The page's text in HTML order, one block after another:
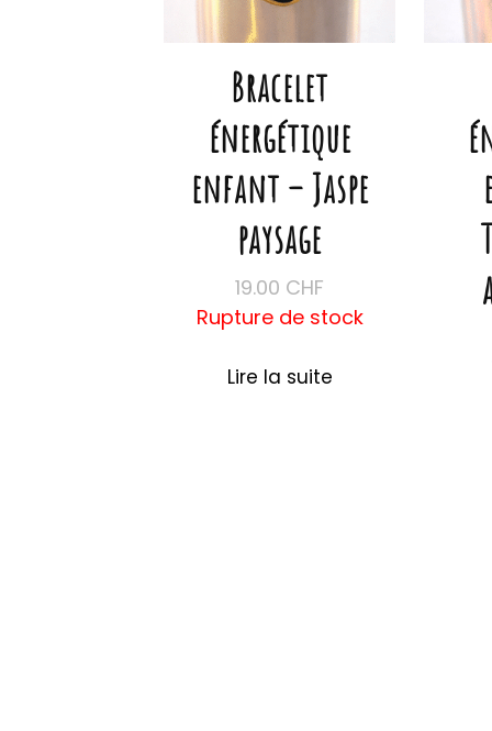
Bracelet
énergétique
enfant – Jaspe
paysage
19.00 CHF
Rupture de stock
Lire la suite